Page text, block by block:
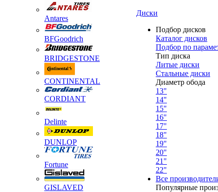
Antares
BFGoodrich
BRIDGESTONE
CONTINENTAL
CORDIANT
Delinte
DUNLOP
Fortune
GISLAVED
Диски
Подбор дисков
Каталог дисков
Подбор по
Тип диска
Литые диски
Стальные диски
Диаметр обода
13"
14"
15"
16"
17"
18"
19"
20"
21"
22"
Все
Популярные